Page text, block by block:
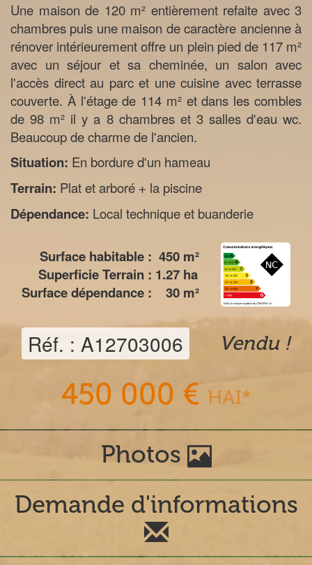
Une maison de 120 m² entièrement refaite avec 3
chambres puis une maison de caractère ancienne à
rénover intérieurement offre un plein pied de 117 m²
avec un séjour et sa cheminée, un salon avec
l'accès direct au parc et une cuisine avec terrasse
couverte. À l'étage de 114 m² et dans les combles
de 98 m² il y a 8 chambres et 3 salles d'eau wc.
Beaucoup de charme de l'ancien.
Situation: En bordure d'un hameau
Terrain: Plat et arboré + la piscine
Dépendance: Local technique et buanderie
Surface habitable : 450 m²
Superficie Terrain : 1.27 ha
Surface dépendance :
30 m²
Réf. : A12703006 Vendu !
450 000 € HAI*
Photos
Demande d'informations